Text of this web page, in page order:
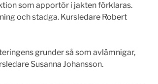
som apportör i jakten förklaras.
och stadga. Kursledare Robert
grunder så som avlämnigar,
Susanna Johansson.